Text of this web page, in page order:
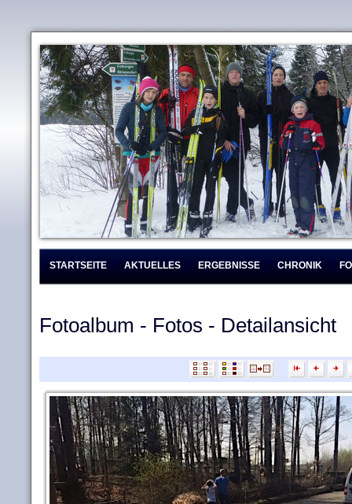
STARTSEITE AKTUELLES ERGEBNISSE CHRONIK
Fotoalbum - Fotos - Detailansicht